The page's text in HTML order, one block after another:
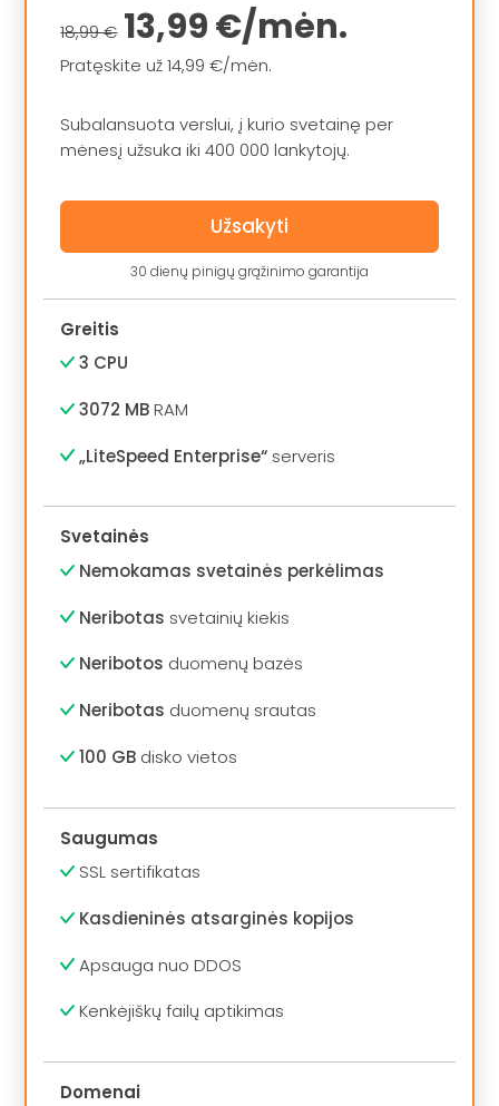
18,99 €13,99 €/mėn.
Pratęskite už 14,99 €/mėn.
Subalansuota verslui, į kurio svetainę per
mėnesį užsuka iki 400 000 lankytojų.
Užsakyti
30 dienų pinigų grąžinimo garantija
Greitis
3 CPU
3072 MBRAM
„LiteSpeed Enterprise“ serveris
Svetainės
Nemokamas svetainės perkėlimas
Neribotas svetainių kiekis
Neribotos duomenų bazės
Neribotas duomenų srautas
100 GB disko vietos
Saugumas
SSL sertifikatas
Kasdieninės atsarginės kopijos
Apsauga nuo DDOS
Kenkėjiškų failų aptikimas
Domenai